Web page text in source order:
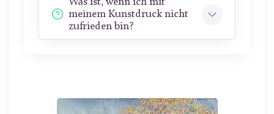
Was ist, wenn ich mit
meinem Kunstdruck nicht
zufrieden bin?